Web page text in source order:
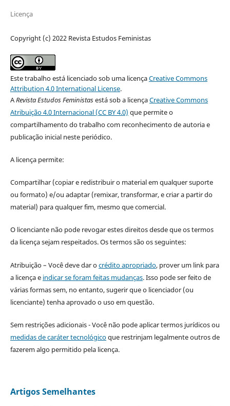
Licença
Copyright (c) 2022 Revista Estudos Feministas
Este trabalho está licenciado sob uma licençaCreative Commons
Attribution 4.0 International License.
ARevista Estudos Feministasestá sob a licençaCreative Commons
Atribuição 4.0 Internacional (CC BY 4.0) que permite o
compartilhamento do trabalho com reconhecimento de autoria e
publicação inicial neste periódico.
A licença permite:
Compartilhar (copiar e redistribuir o material em qualquer suporte
ou formato) e/ou adaptar (remixar, transformar, e criar a partir do
material) para qualquer fim, mesmo que comercial.
O licenciante não pode revogar estes direitos desde que os termos
da licença sejam respeitados. Os termos são os seguintes:
Atribuição – Você deve dar ocrédito apropriado, prover um link para
a licença e indicar se foram feitas mudanças. Isso pode ser feito de
várias formas sem, no entanto, sugerir que o licenciador (ou
licenciante) tenha aprovado o uso em questão.
Sem restrições adicionais - Você não pode aplicar termos jurídicos ou
medidas de caráter tecnológicoque restrinjam legalmente outros de
fazerem algo permitido pela licença.
Artigos Semelhantes